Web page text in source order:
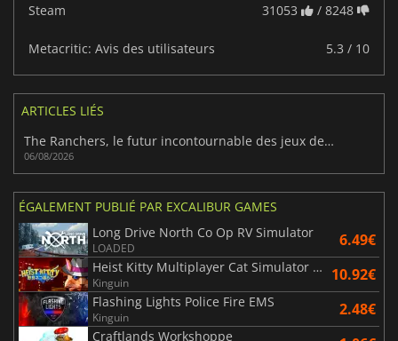
Steam
31053 / 8248
Metacritic: Avis des utilisateurs 5.3 / 10
ARTICLES LIÉS
The Ranchers, le futur incontournable des jeux de ferme ?
06/08/2026
ÉGALEMENT PUBLIÉ PAR EXCALIBUR GAMES
Long Drive North Co Op RV Simulator
LOADED 6.49€
Heist Kitty Multiplayer Cat Simulator Game
Kinguin 10.92€
Flashing Lights Police Fire EMS
Kinguin 2.48€
Craftlands Workshoppe